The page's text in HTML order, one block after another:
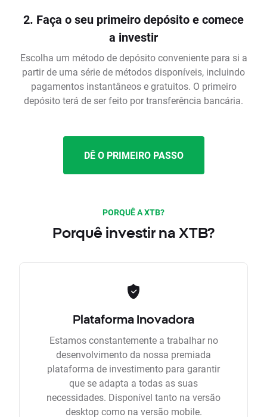
2. Faça o seu primeiro depósito e comece
a investir
Escolha um método de depósito conveniente para si a
partir de uma série de métodos disponíveis, incluindo
pagamentos instantâneos e gratuitos. O primeiro
depósito terá de ser feito por transferência bancária.
DÊ O PRIMEIRO PASSO
PORQUÊ A XTB?
Porquê investir na XTB?
Plataforma Inovadora
Estamos constantemente a trabalhar no
desenvolvimento da nossa premiada
plataforma de investimento para garantir
que se adapta a todas as suas
necessidades. Disponível tanto na versão
desktop como na versão mobile.